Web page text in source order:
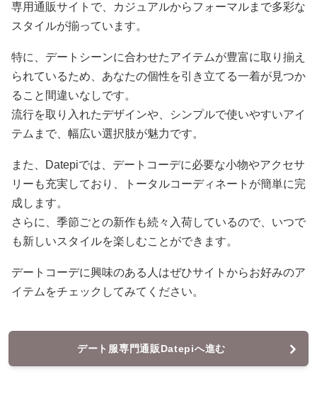
専用通販サイトで、カジュアルからフォーマルまで多彩な
スタイルが揃っています。
特に、デートシーンに合わせたアイテムが豊富に取り揃え
られているため、あなたの個性を引き立てる一着が見つか
ること間違いなしです。
流行を取り入れたデザインや、シンプルで使いやすいアイ
テムまで、幅広い選択肢が魅力です。
また、Datepiでは、デートコーデに必要な小物やアクセサ
リーも充実しており、トータルコーディネートが簡単に完
成します。
さらに、季節ごとの新作も続々入荷しているので、いつで
も新しいスタイルを楽しむことができます。
デートコーデに興味のある人はぜひサイトからお好みのア
イテムをチェックしてみてください。
デート服専門通販Datepiへ進む